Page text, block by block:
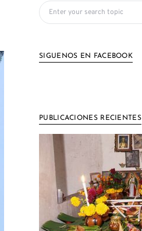
Search for:
SIGUENOS EN FACEBOOK
PUBLICACIONES RECIENTES